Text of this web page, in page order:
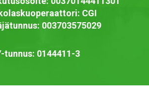
CGI
003703575029
tunnus: 0144411-3